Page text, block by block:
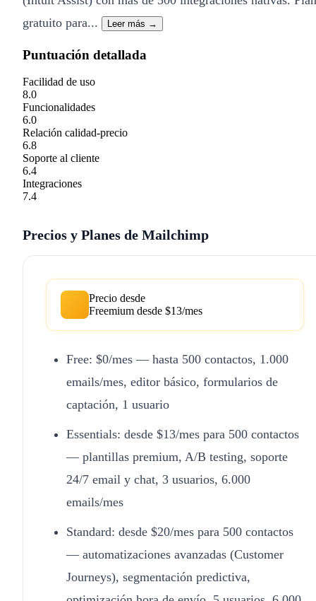
gratuito para...
Leer más →
Puntuación detallada
Facilidad de uso
8.0
Funcionalidades
6.0
Relación calidad-precio
6.8
Soporte al cliente
6.4
Integraciones
7.4
Precios y Planes de Mailchimp
Precio desde
Freemium desde $13/mes
Free: $0/mes — hasta 500 contactos, 1.000
emails/mes, editor básico, formularios de
captación, 1 usuario
Essentials: desde $13/mes para 500 contactos
— plantillas premium, A/B testing, soporte
24/7 email y chat, 3 usuarios, 6.000
emails/mes
Standard: desde $20/mes para 500 contactos
— automatizaciones avanzadas (Customer
Journeys), segmentación predictiva,